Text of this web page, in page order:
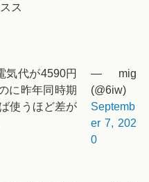
ス
気代が4590円
に昨年同時期
使うほど差が
— mig
(@6iw)
Septemb
er 7, 202
0